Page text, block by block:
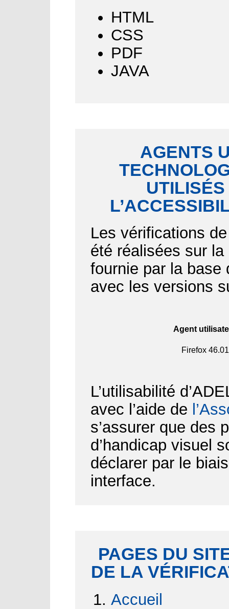
HTML
CSS
PDF
JAVA
AGENTS
Les vérifications
été réalisées sur
fournie par la base
avec les versions
Agent
Firefox46.01
L’utilisabilité
avec l’aide de
s’assurer que des
d’handicap visuel
déclarer par le
interface.
PAGES DU
DE LA
Accueil